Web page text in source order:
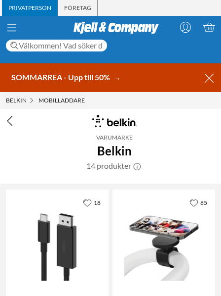
PRIVATPERSON FÖRETAG
SOMMARREA - Upp till 50% →
BELKIN MOBILLADDARE
VARUMÄRKE
Belkin
14 produkter
18 85